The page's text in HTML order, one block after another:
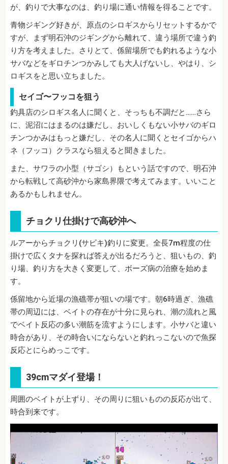
が、釣りで大事なのは、釣り場に通い情報を得ることです。
青物ジギング好きが、原点のシロギスからリセットするかで
すが、まず明石沖のジギングから離れて、違う場所で違う釣
り方を考えました。さりとて、係留場所でも釣れるような小
サバなどをギロチンつかみしても大人げないし、やはり、シ
ロギスをと思い立ちました。
セイゴ〜フッコを狙う
釣具店のシロギス名人に聞くと、そっちも不調だと……さら
に、泥沼にはまるのは嫌だし、おいしくもない小サバのギロ
チンつかみはもっと嫌だし、その名人に聞くとセイゴからハ
ネ（フッコ）クラスなら狙えると聞きました。
また、サワラの小型（サゴシ）もという話ですので、明石沖
から転戦して高砂沖から家島界隈で考えてみます。いいこと
あるかもしれません。
チョクリ仕掛けで高砂沖へ
ルアーからチョクリ(サビキ)釣りに変更。全長7m程度の仕
掛けで広くタナを探れば答えが出るだろうと、狙いもの、釣
り場、釣り方を大きく変更して、ボーズ病の治療を始めま
す。
係留地から近場の漁礁帯が狙いの場です。朝6時過ぎ、漁礁
帯の周辺には、ベイトの存在が十分に見られ、潮の流れと風
でベイト反応の多い潮筋を流すようにします。小サバと違い
時合があり、その時合いにならないと釣れっこないので魚探
反応とにらめっこです。
39cmマダイ登場！
周囲のベイトが上ずり、その周りに狙いものの反応が出て、
時合到来です。